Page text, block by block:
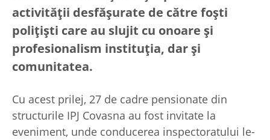
activității desfășurate de către foști
polițiști care au slujit cu onoare și
profesionalism instituția, dar și
comunitatea.
Cu acest prilej, 27 de cadre pensionate din
structurile IPJ Covasna au fost invitate la
eveniment, unde conducerea inspectoratului le-